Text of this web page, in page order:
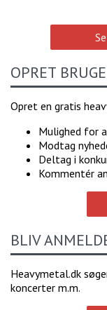
OPRET
Opret en gratis
Mulighed for
Modtag
Deltag i
Kommentér
BLIV
Heavymetal.dk
koncerter m.m.